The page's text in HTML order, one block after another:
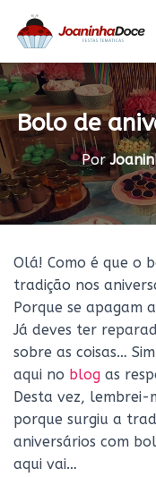
Bolo de
Por
Olá! Como é que o
tradição nos
Porque se apagam
Já deves ter
sobre as coisas…
aqui no blog as
Desta vez, lembrei-
porque surgiu a
aniversários com
aqui vai…